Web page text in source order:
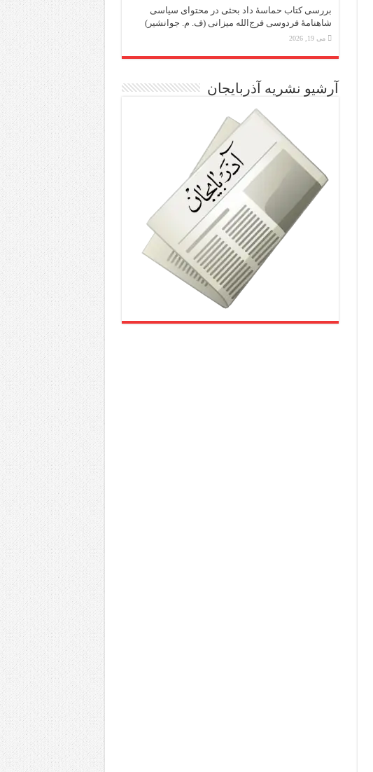
بررسی کتاب حماسۀ داد بحثی در محتوای سیاسی
شاهنامۀ فردوسی فرج‌الله میزانی (ف. م. جوانشیر)
می 19, 2026
آرشیو نشریه آذربایجان